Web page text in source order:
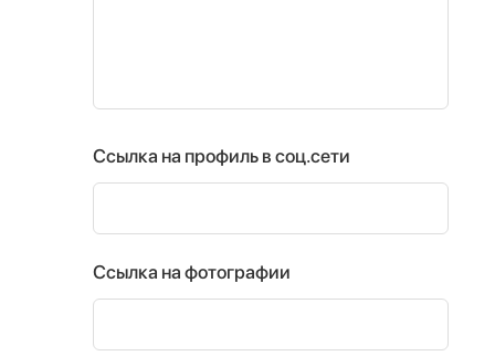
Ссылка на профиль в соц.сети
Ссылка на фотографии